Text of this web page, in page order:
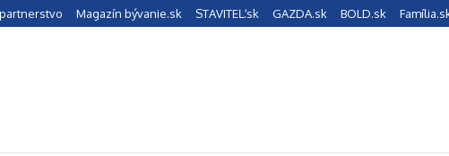
Magazín bývanie.sk STAVITEĽ.sk GAZDA.sk BOLD.sk